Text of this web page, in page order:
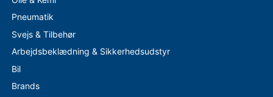
Pneumatik
Svejs & Tilbehør
Arbejdsbeklædning & Sikkerhedsudstyr
Bil
Brands